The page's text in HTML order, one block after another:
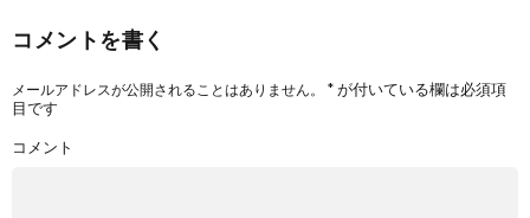
コメントを書く
メールアドレスが公開されることはありません。 *が付いている欄は必須項
目です
コメント